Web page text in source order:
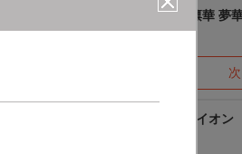
ゆめの凛華 夢
3月のライオン